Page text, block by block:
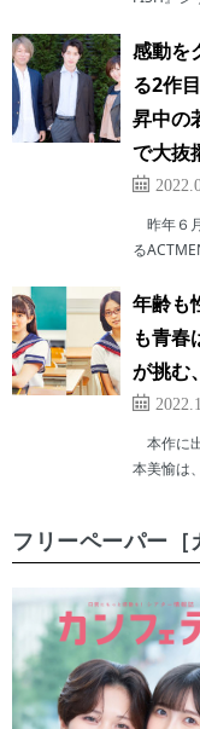
感動を
る2作
昇中の
で大抜
昨年６
る
年齢も
も青
が挑む
本作に
本美愉は
フリーペーパー［